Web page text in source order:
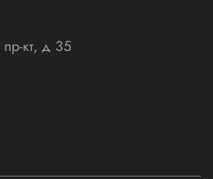
пр-кт, д 35